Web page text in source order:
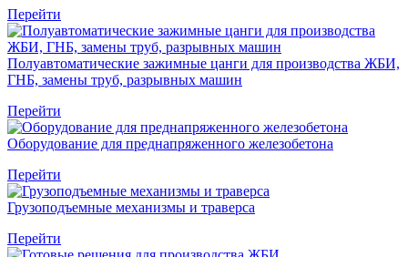
Перейти
Полуавтоматические зажимные цанги для производства ЖБИ,
ГНБ, замены труб, разрывных машин
Перейти
Оборудование для преднапряженного железобетона
Перейти
Грузоподъемные механизмы и траверса
Перейти